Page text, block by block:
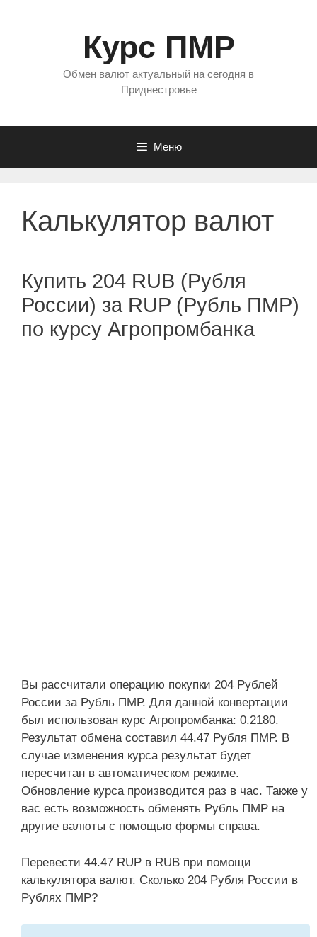
Курс ПМР
Обмен валют актуальный на сегодня в
Приднестровье
Меню
Калькулятор валют
Купить 204 RUB (Рубля
России) за RUP (Рубль ПМР)
по курсу Агропромбанка
Вы рассчитали операцию покупки 204 Рублей
России за Рубль ПМР. Для данной конвертации
был использован курс Агропромбанка: 0.2180.
Результат обмена составил 44.47 Рубля ПМР. В
случае изменения курса результат будет
пересчитан в автоматическом режиме.
Обновление курса производится раз в час. Также у
вас есть возможность обменять Рубль ПМР на
другие валюты с помощью формы справа.
Перевести 44.47 RUP в RUB при помощи
калькулятора валют. Сколько 204 Рубля России в
Рублях ПМР?